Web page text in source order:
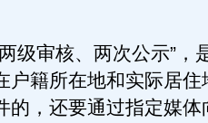
审核、两次公示”，
户籍所在地和实际居住
的，还要通过指定媒体